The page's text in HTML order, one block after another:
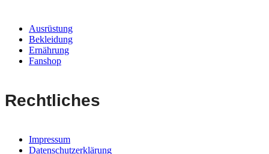
Ausrüstung
Bekleidung
Ernährung
Fanshop
Rechtliches
Impressum
Datenschutzerklärung